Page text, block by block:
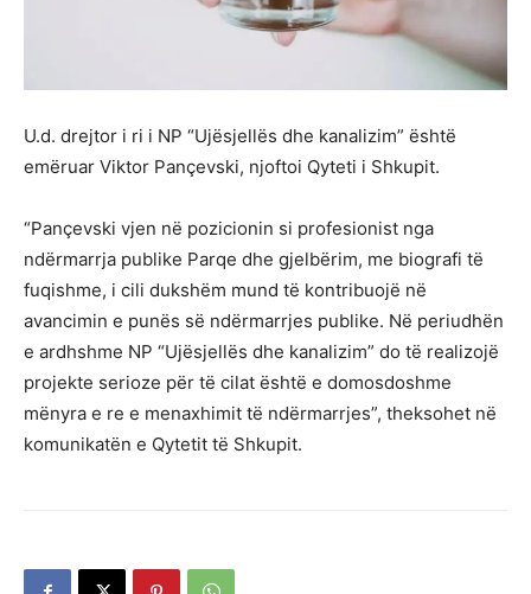
U.d. drejtor i ri i NP “Ujësjellës dhe kanalizim” është
emëruar Viktor Pançevski, njoftoi Qyteti i Shkupit.
“Pançevski vjen në pozicionin si profesionist nga
ndërmarrja publike Parqe dhe gjelbërim, me biografi të
fuqishme, i cili dukshëm mund të kontribuojë në
avancimin e punës së ndërmarrjes publike. Në periudhën
e ardhshme NP “Ujësjellës dhe kanalizim” do të realizojë
projekte serioze për të cilat është e domosdoshme
mënyra e re e menaxhimit të ndërmarrjes”, theksohet në
komunikatën e Qytetit të Shkupit.